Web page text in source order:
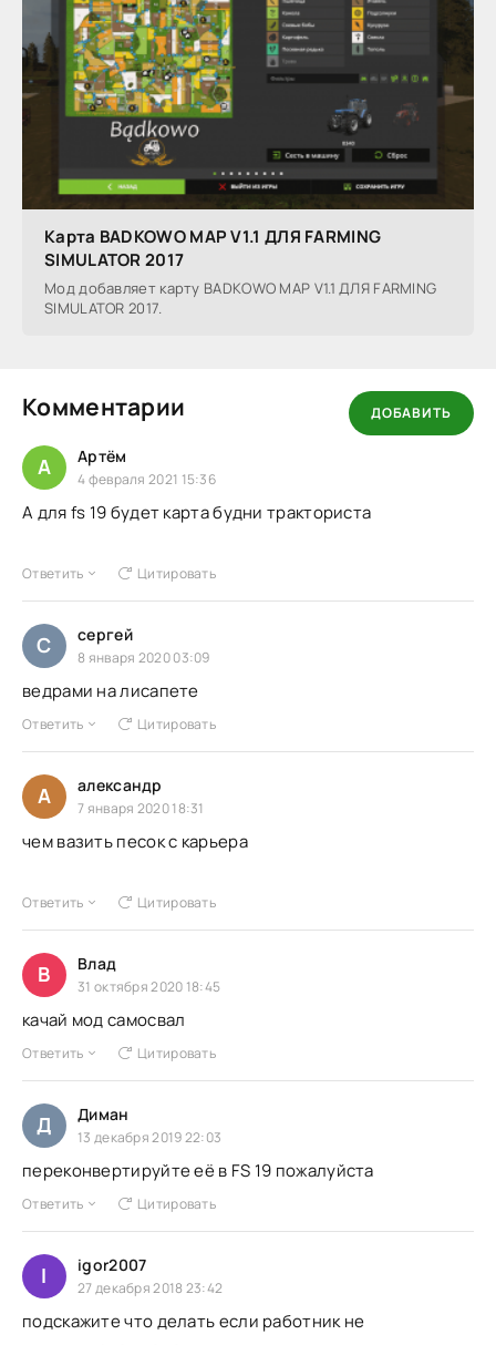
Карта BADKOWO MAP V1.1 ДЛЯ FARMING
SIMULATOR 2017
Мод добавляет карту BADKOWO MAP V1.1 ДЛЯ FARMING
SIMULATOR 2017.
Комментарии ДОБАВИТЬ
А Артём
4 февраля 2021 15:36
А для fs 19 будет карта будни тракториста
Ответить Цитировать
С сергей
8 января 2020 03:09
ведрами на лисапете
Ответить Цитировать
А александр
7 января 2020 18:31
чем вазить песок с карьера
Ответить Цитировать
В Влад
31 октября 2020 18:45
качай мод самосвал
Ответить Цитировать
Д Диман
13 декабря 2019 22:03
переконвертируйте её в FS 19 пожалуйста
Ответить Цитировать
I igor2007
27 декабря 2018 23:42
подскажите что делать если работник не